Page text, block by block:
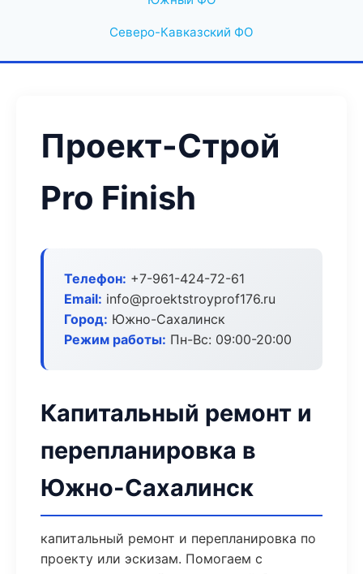
Северо-Кавказский ФО
Проект-Строй
Pro Finish
Телефон: +7-961-424-72-61
Email: info@proektstroyprof176.ru
Город: Южно-Сахалинск
Режим работы: Пн-Вс: 09:00-20:00
Капитальный ремонт и
перепланировка в
Южно-Сахалинск
капитальный ремонт и перепланировка по
проекту или эскизам. Помогаем с